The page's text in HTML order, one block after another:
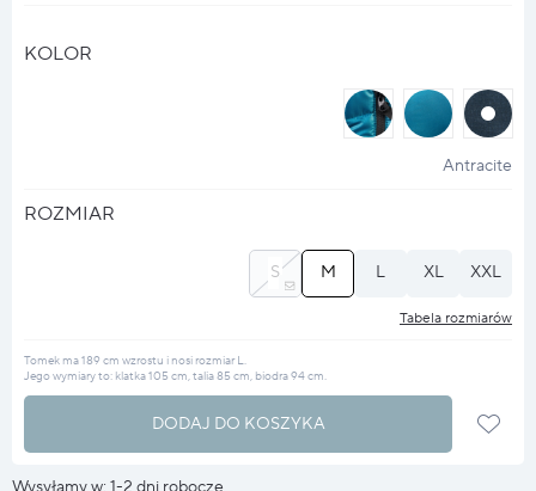
KOLOR
halo
?
halo
halo
?
Antracite
ROZMIAR
XXL
XL
L
M
S
Tabela rozmiarów
Tomek ma 189 cm wzrostu i nosi rozmiar L.
Jego wymiary to: klatka 105 cm, talia 85 cm, biodra 94 cm.
DODAJ DO KOSZYKA